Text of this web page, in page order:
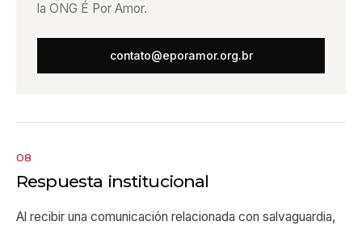
la ONG É Por Amor.
contato@eporamor.org.br
08
Respuesta institucional
Al recibir una comunicación relacionada con salvaguardia,